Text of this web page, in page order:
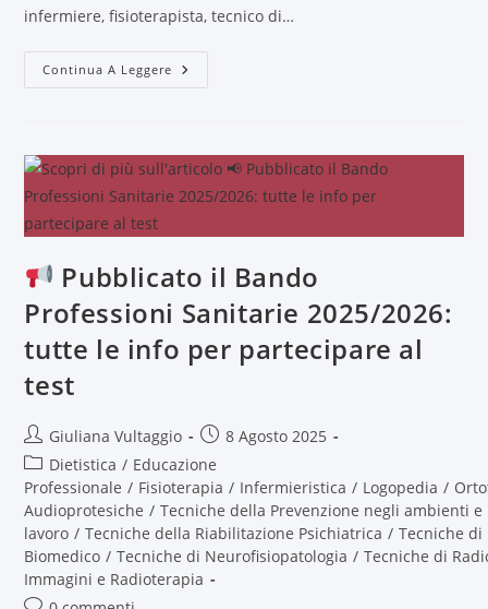
infermiere, fisioterapista, tecnico di…
Continua A Leggere
Pubblicato il Bando
Professioni Sanitarie 2025/2026:
tutte le info per partecipare al
test
Giuliana Vultaggio
8 Agosto 2025
Dietistica / Educazione
Professionale / Fisioterapia / Infermieristica / Logopedia /
Audioprotesiche / Tecniche della Prevenzione negli ambienti
lavoro / Tecniche della Riabilitazione Psichiatrica / Tecniche
Biomedico / Tecniche di Neurofisiopatologia / Tecniche di
Immagini e Radioterapia